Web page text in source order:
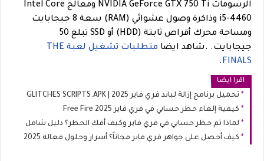
الرسومات NVIDIA GeForce GTX 750 Ti ومعالج Intel Core
i5-4460 وذاكرة وصول عشوائي (RAM) سعة 8 جيجابايت
ومساحة محرك أقراص ثابتة (HDD) أو SSD تبلغ 50
جيجابايت. .شاهد ايضا
متطلبات تشغيل لعبة THE
FINALS
.
اقرا ايضا
تحميل برنامج إزالة لباند فري فاير 2025 | GLITCHES SCRIPTS.APK
كيفية إلغاء حظر حسابي في فري فاير Free Fire 2025
لماذا تم حظر حسابي في فري فاير وكيف أفك الحظر؟ دليل شامل
كيف أحصل على جواهر فري فاير مجاناً؟ أسرار وحلول فعالة 2025